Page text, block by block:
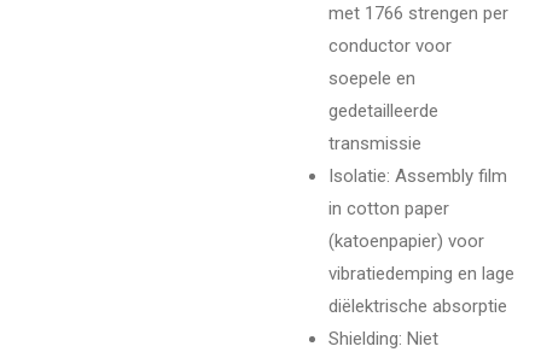
met 1766 strengen per
conductor voor
soepele en
gedetailleerde
transmissie
Isolatie: Assembly film
in cotton paper
(katoenpapier) voor
vibratiedemping en lage
diëlektrische absorptie
Shielding: Niet